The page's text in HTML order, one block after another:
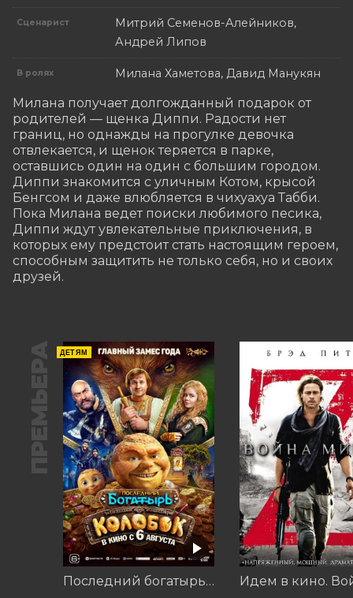
Сценарист
Митрий Семенов-Алейников,
Андрей Липов
В ролях Милана Хаметова, Давид Манукян
Милана получает долгожданный подарок от
родителей — щенка Диппи. Радости нет
границ, но однажды на прогулке девочка
отвлекается, и щенок теряется в парке,
оставшись один на один с большим городом.
Диппи знакомится с уличным Котом, крысой
Бенгсом и даже влюбляется в чихуахуа Табби.
Пока Милана ведет поиски любимого песика,
Диппи ждут увлекательные приключения, в
которых ему предстоит стать настоящим героем,
способным защитить не только себя, но и своих
друзей.
ПРЕМЬЕРА ДЕТЯМ
Последний богатырь. Колобок